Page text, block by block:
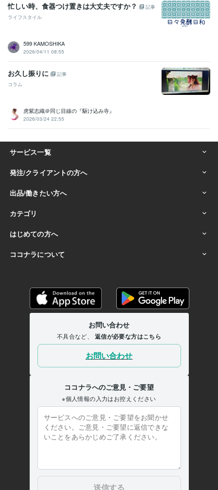
忙しい時、食器つけ置きは大丈夫ですか？
記事
ライフスタイル
599 KAMOSHIKA
2026/04/11 08:55
お久し振りに
記事
コラム
虎紫志織＠同じ目線の『駆け込み寺』
2026/03/24 22:55